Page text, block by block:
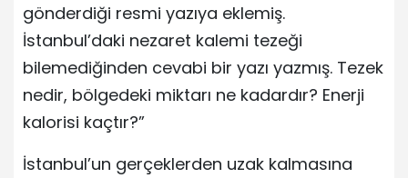
gönderdiği resmi yazıya eklemiş.
İstanbul’daki nezaret kalemi tezeği
bilemediğinden cevabi bir yazı yazmış. Tezek
nedir, bölgedeki miktarı ne kadardır? Enerji
kalorisi kaçtır?”
İstanbul’un gerçeklerden uzak kalmasına